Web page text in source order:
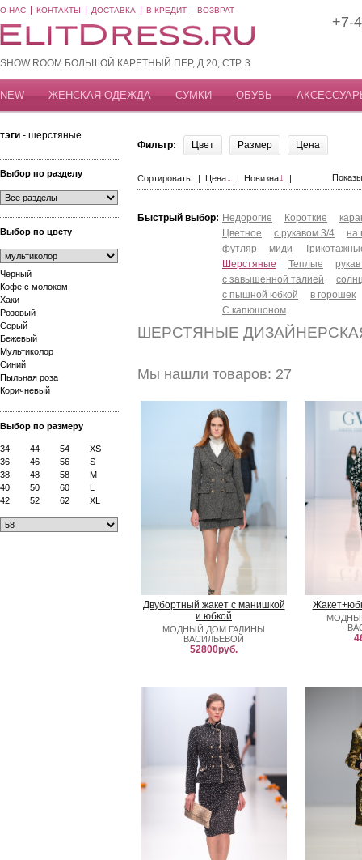
О НАС КОНТАКТЫ ДОСТАВКА В КРЕДИТ ВОЗВРАТ
SHOW ROOM БОЛЬШОЙ КАРЕТНЫЙ ПЕР, Д 20, СТР. 3
+7-
NEW ЖЕНСКАЯ ОДЕЖДА СУМКИ ОБУВЬ
тэги - шерстяные
Выбор по разделу
Выбор по цвету
Черный
Кофе с молоком
Хаки
Розовый
Серый
Бежевый
Мультиколор
Синий
Пыльная роза
Коричневый
Выбор по размеру
34 44 54
XS
36
46 56
S
38
48 58
M
40
50 60
L
42
52 62 XL
Фильтр: Цвет Размер Цена
Сортировать: | Цена↓ | Новизна↓ |
Быстрый выбор: Недорогие Короткие
Цветное
с рукавом 3/4
на
футляр
миди
Шерстяные
Теплые
с завышенной талией
с пышной юбкой
в горошек
С капюшоном
ШЕРСТЯНЫЕ
Мы нашли товаров: 27
Двубортный жакет с манишкой
и юбкой
МОДНЫЙ ДОМ ГАЛИНЫ
ВАСИЛЬЕВОЙ
52800руб.